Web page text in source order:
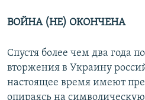
ВОЙНА(НЕ) ОКОНЧЕНА
Спустя более чем два года
вторжения в Украину
настоящее время имеют
опираясь на